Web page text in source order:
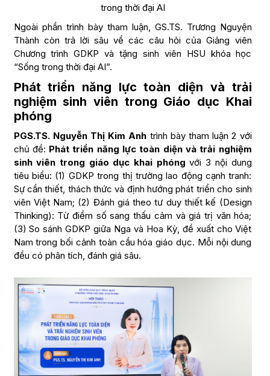
trong thời đại AI
Ngoài phần trình bày tham luận, GS.TS. Trương Nguyện
Thành còn trả lời sâu về các câu hỏi của Giảng viên
Chương trình GDKP và tặng sinh viên HSU khóa học
“Sống trong thời đại AI”.
Phát triển năng lực toàn diện và trải
nghiệm sinh viên trong Giáo dục Khai
phóng
PGS.TS. Nguyễn Thị Kim Anh trình bày tham luận 2 với
chủ đề: Phát triển năng lực toàn diện và trải nghiệm
sinh viên trong giáo dục khai phóng với 3 nội dung
tiêu biểu: (1) GDKP trong thị trường lao động cạnh tranh:
Sự cần thiết, thách thức và định hướng phát triển cho sinh
viên Việt Nam; (2) Đánh giá theo tư duy thiết kế (Design
Thinking): Từ điểm số sang thấu cảm và giá trị văn hóa;
(3) So sánh GDKP giữa Nga và Hoa Kỳ, đề xuất cho Việt
Nam trong bối cảnh toàn cầu hóa giáo dục. Mỗi nội dung
đều có phân tích, đánh giá sâu.